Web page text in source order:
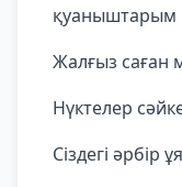
қуаныштарым
Жалғыз саған
Нүктелер
Сіздегі